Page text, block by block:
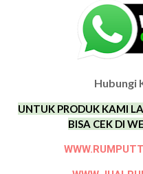
Hubungi
UNTUK PRODUK KAMI
BISA CEK DI